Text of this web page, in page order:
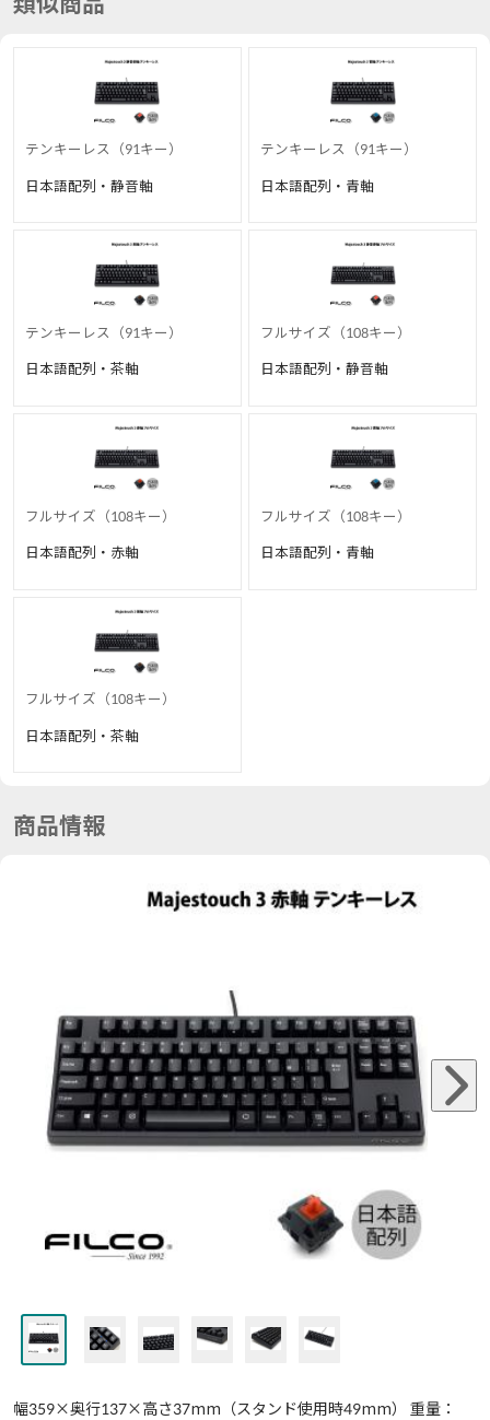
テンキーレス（91キー）
日本語配列・静音軸
テンキーレス（91キー）
日本語配列・青軸
テンキーレス（91キー）
日本語配列・茶軸
フルサイズ（108キー）
日本語配列・静音軸
フルサイズ（108キー）
日本語配列・赤軸
フルサイズ（108キー）
日本語配列・青軸
フルサイズ（108キー）
日本語配列・茶軸
商品情報
幅359×奥行137×高さ37mm（スタンド使用時49mm） 重量：